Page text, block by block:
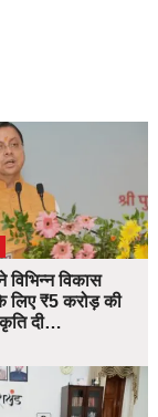
विभिन्न विकास
लिए ₹5 करोड़ की
दी…